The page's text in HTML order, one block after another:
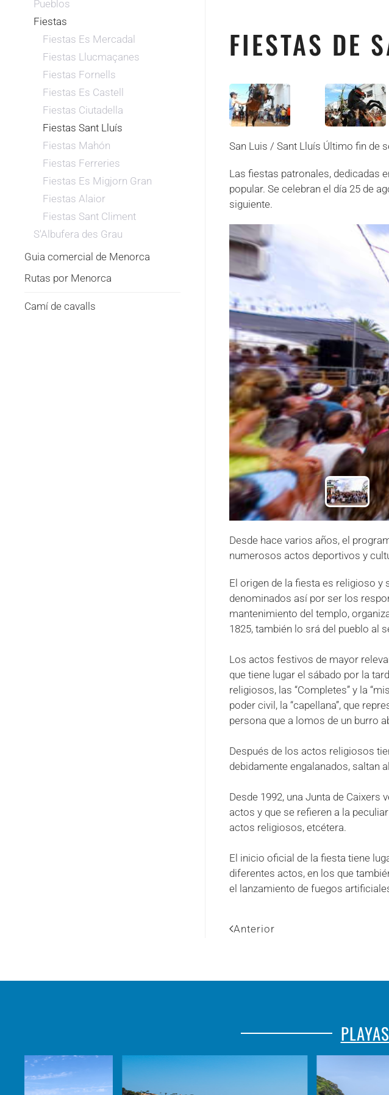
FIESTAS DE
San Luis / Sant Lluís Último fin de
Las fiestas patronales, dedicadas
popular. Se celebran el día 25 de
siguiente.
Desde hace varios años, el
numerosos actos deportivos y
El origen de la fiesta es religioso y
denominados así por ser los
mantenimiento del templo,
1825, también lo srá del pueblo al
Los actos festivos de mayor
que tiene lugar el sábado por la
religiosos, las “Completes” y la
poder civil, la “capellana”, que
persona que a lomos de un burro
Después de los actos religiosos
debidamente engalanados, saltan
Desde 1992, una Junta de
actos y que se refieren a la
actos religiosos, etcétera.
El inicio oficial de la fiesta tiene
diferentes actos, en los que
el lanzamiento de fuegos
Anterior
Pueblos
Fiestas
Fiestas Es Mercadal
Fiestas Llucmaçanes
Fiestas Fornells
Fiestas Es Castell
Fiestas Ciutadella
Fiestas Sant Lluís
Fiestas Mahón
Fiestas Ferreries
Fiestas Es Migjorn Gran
Fiestas Alaior
Fiestas Sant Climent
S'Albufera des Grau
Guia comercial de Menorca
Rutas por Menorca
Camí de cavalls